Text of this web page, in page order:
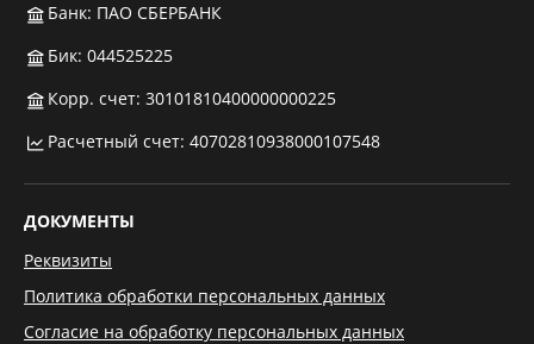
Банк: ПАО СБЕРБАНК
Бик: 044525225
Корр. счет: 30101810400000000225
Расчетный счет: 40702810938000107548
ДОКУМЕНТЫ
Реквизиты
Политика обработки персональных данных
Согласие на обработку персональных данных